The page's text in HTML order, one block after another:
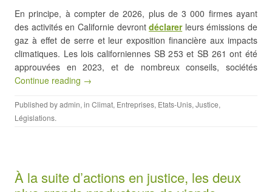
En principe, à compter de 2026, plus de 3 000 firmes ayant
des activités en Californie devrontdéclarerleurs émissions de
gaz à effet de serre et leur exposition financière aux impacts
climatiques. Les lois californiennes SB 253 et SB 261 ont été
approuvées en 2023, et de nombreux conseils, sociétés
Continue reading →
Published byadmin, in Climat, Entreprises, Etats-Unis, Justice,
Législations.
À la suite d’actions en justice, les deux